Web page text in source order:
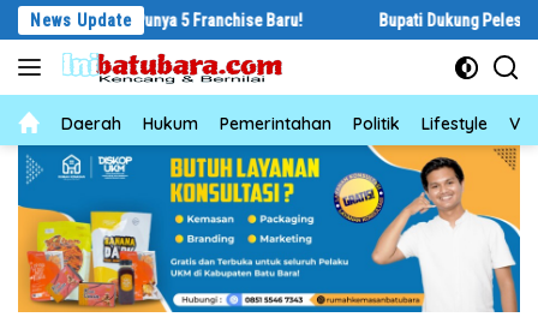
Langsung
konten
News Update
Punya 5 Franchise Baru! Bupati Dukung Pelestarian Budaya
NewsDaerah Hukum Pemerintahan Politik Lifestyle